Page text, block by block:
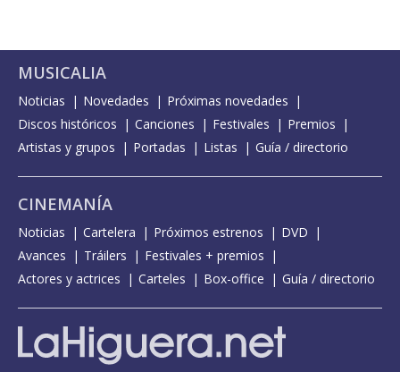
MUSICALIA
Noticias Novedades
Próximas novedades
Discos históricos
Canciones Festivales
Premios
Artistas y grupos
Portadas Listas Guía / directorio
CINEMANÍA
Noticias Cartelera Próximos estrenos
DVD
Avances
Tráilers
Festivales + premios
Actores y actrices
Carteles Box-office Guía / directorio